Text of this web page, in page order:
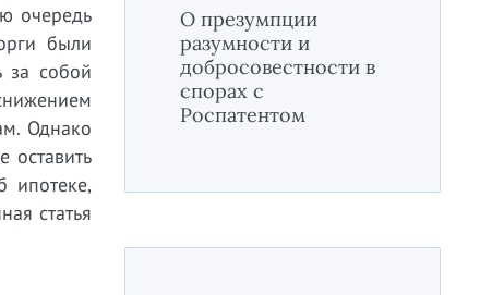
очередь
были
за собой
Однако
оставить
ипотеке,
статья
О презумпции
разумности и
добросовестности в
спорах с
Роспатентом